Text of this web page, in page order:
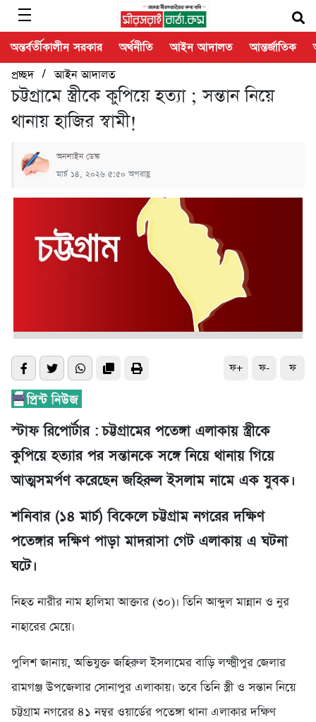
অন্তর্বর্তীকালীন সরকার অর্থনীতি আইন আদালত আন্তর্জাতিক
প্রচ্ছদ/আইন আদালত
চট্টগ্রামে স্ত্রীকে কুপিয়ে হত্যা ; সন্তান নিয়ে
থানায় হাজির স্বামী!
অনলাইন ডেস্ক
মার্চ ১৪, ২০২৬ ৫:৫০ অপরাহ্ণ
ফ+ ফ- ফ
স্টাফ রিপোর্টার : চট্টগ্রামের পতেঙ্গা এলাকায় স্ত্রীকে
কুপিয়ে হত্যার পর সন্তানকে সঙ্গে নিয়ে থানায় গিয়ে
আত্মসমর্পণ করেছেন জহিরুল ইসলাম নামে এক যুবক।
শনিবার (১৪ মার্চ) বিকেলে চট্টগ্রাম নগরের দক্ষিণ
পতেঙ্গার দক্ষিণ পাড়া মাদরাসা গেট এলাকায় এ ঘটনা
ঘটে।
নিহত নারীর নাম হালিমা আক্তার (৩০)। তিনি আব্দুল মান্নান ও নুর
নাহারের মেয়ে।
পুলিশ জানায়, অভিযুক্ত জহিরুল ইসলামের বাড়ি লক্ষ্মীপুর জেলার
রামগঞ্জ উপজেলার সোনাপুর এলাকায়। তবে তিনি স্ত্রী ও সন্তান নিয়ে
চট্টগ্রাম নগরের ৪১ নম্বর ওয়ার্ডের পতেঙ্গা থানা এলাকার দক্ষিণ